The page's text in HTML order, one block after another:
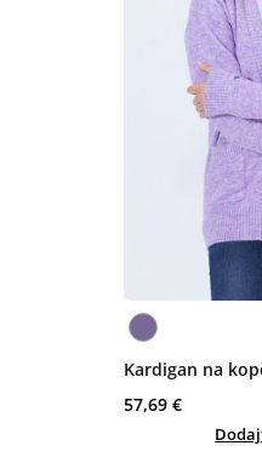
Kardigan na
57,69 €